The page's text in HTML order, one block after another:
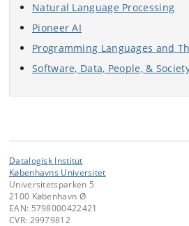
Natural Language Processing
Pioneer AI
Programming Languages and
Software, Data, People, &
Datalogisk Institut
Københavns Universitet
Universitetsparken 5
2100 København Ø
EAN: 5798000422421
CVR: 29979812